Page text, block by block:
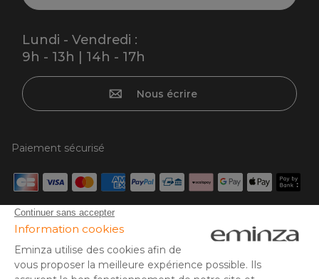
Lundi - Vendredi :
9h - 13h | 14h - 17h
Nous écrire
Paiement sécurisé
Carte bancaire, PayPal, virement bancaire, 3x ou 4x par CB
à partir de 50€, Google/Apple Pay.
Suivez-nous sur :